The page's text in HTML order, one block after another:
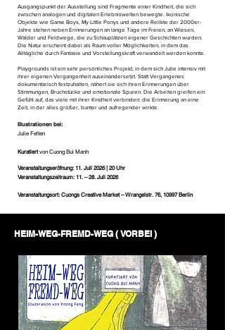
Ausgangspunkt der Ausstellung sind Fragmente einer Kindheit, die sich
zwischen analogen und digitalen Erlebniswelten bewegte. Ikonische
Objekte wie Game Boys, My Little Ponys und andere Relikte der 2000er-
Jahre stehen neben Erinnerungen an lange Tage im Freien, an Wiesen,
Wälder und Feldwege, die zu Schauplätzen eigener Geschichten wurden.
Die Natur erscheint dabei als Raum voller Möglichkeiten, in dem das
Alltägliche durch Fantasie und Vorstellungskraft verwandelt werden konnte.
Playgrounds ist ein sehr persönliches Projekt, in dem sich Julie intensiv mit
ihrer eigenen Vergangenheit auseinandersetzt. Statt Vergangenes
dokumentarisch festzuhalten, nähert sie sich ihren Erinnerungen über
Stimmungen, Bruchstücke und emotionale Spuren. Die Arbeiten greifen ein
Gefühl auf, das viele mit ihrer Kindheit verbinden: die Erinnerung an eine
Zeit, in der alles größer, bunter und aufregender wirkte.
Illustrationen bei:
Julie Felten
Kuratiertvon Cuong Bui Manh
Veranstaltungseröfnung: 11. Juli 2026 | 20 Uhr
Veranstaltungszeitraum: 11. – 28. Juli 2026
Veranstaltungsort: Cuongs Creative Market – Wrangelstr. 76, 10997 Berlin
HEIM-WEG-FREMD-WEG ( VORBEI )